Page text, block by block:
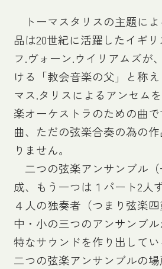
トーマスタリスの主題に
品は20世紀に活躍したイギ
フ.ヴォーン.ウイリアムズが
ける「教会音楽の父」と称
マス.タリスによるアンセム
楽オーケストラのための曲
曲、ただの弦楽合奏の為の
りません。
二つの弦楽アンサンブル
成、もう一つは１パート2人
４人の独奏者（つまり弦楽
中・小の三つのアンサンブ
特なサウンドを作り出して
二つの弦楽アンサンブルの